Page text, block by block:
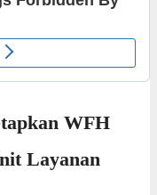
WFH
Layanan